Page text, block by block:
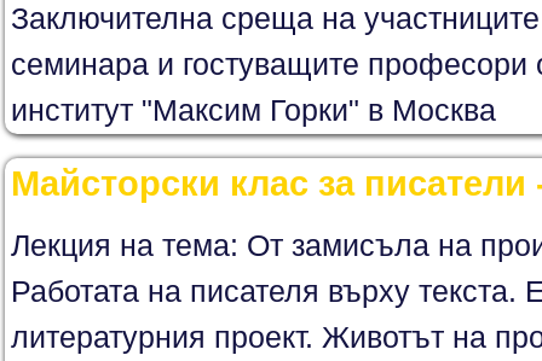
Заключителна среща на
семинара и гостуващите професори
институт "Максим Горки" в Москва
Майсторски клас за писатели
Лекция на тема: От замисъла на
Работата на писателя върху текста.
литературния проект. Животът на